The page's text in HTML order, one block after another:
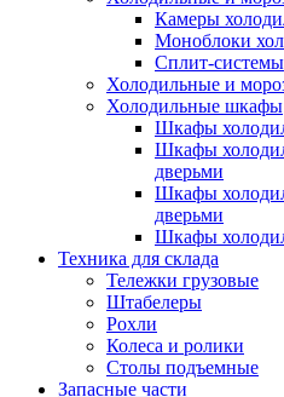
Камеры
Моноблоки
Сплит-системы
Холодильные и
Холодильные шкафы
Шкафы
Шкафы
дверьми
Шкафы
дверьми
Шкафы
Техника для склада
Тележки грузовые
Штабелеры
Рохли
Колеса и ролики
Столы подъемные
Запасные части